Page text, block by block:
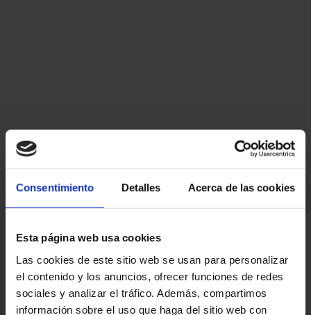
Consentimiento Detalles Acerca de las cookies
Esta página web usa cookies
Las cookies de este sitio web se usan para personalizar
el contenido y los anuncios, ofrecer funciones de redes
sociales y analizar el tráfico. Además, compartimos
información sobre el uso que haga del sitio web con